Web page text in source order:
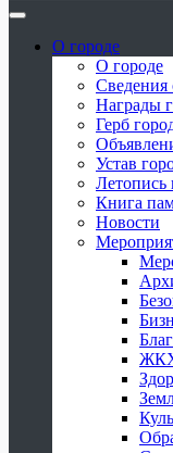
О городе
О городе
Сведения
Награды
Герб
Устав
Летопись
Книга
Новости